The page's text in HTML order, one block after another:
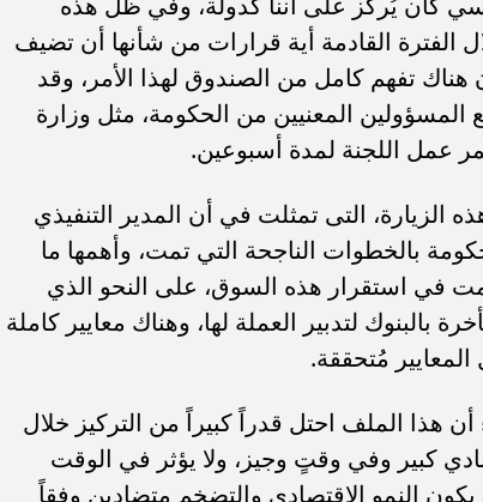
الفترة القادمة أية قرارات من شأنها أن تضيف
هناك تفهم كامل من الصندوق لهذا الأمر، وقد
المعنيين من الحكومة، مثل وزارة
عمل اللجنة لمدة أسبوعين.
الزيارة، التى تمثلت في أن المدير التنفيذي
بالخطوات الناجحة التي تمت، وأهمها ما
استقرار هذه السوق، على النحو الذي
بالبنوك لتدبير العملة لها، وهناك معايير كاملة
مُتحققة.
أن هذا الملف احتل قدراً كبيراً من التركيز خلال
كبير وفي وقتٍ وجيز، ولا يؤثر في الوقت
النمو الاقتصادي والتضخم متضادين وفقاً